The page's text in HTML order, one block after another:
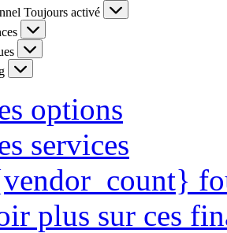
Toujours activé
options
services
plus sur ces